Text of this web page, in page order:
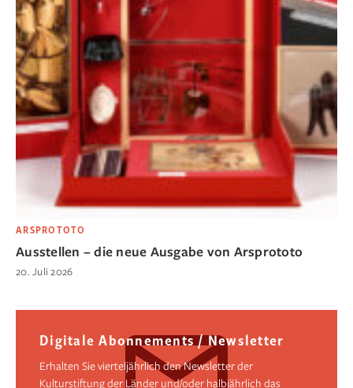
ARSPROTOTO
Ausstellen – die neue Ausgabe von Arsprototo
20. Juli 2026
Digitale Abonnements / Newsletter
Erhalten Sie vierteljährlich den Newsletter der
Kulturstiftung der Länder und/oder halbjährlich das